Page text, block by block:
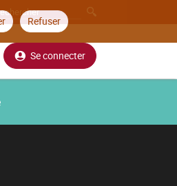
Refuser
Se connecter